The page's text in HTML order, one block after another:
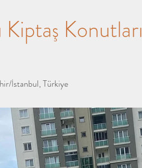
Kiptaş Konutları
İstanbul, Türkiye